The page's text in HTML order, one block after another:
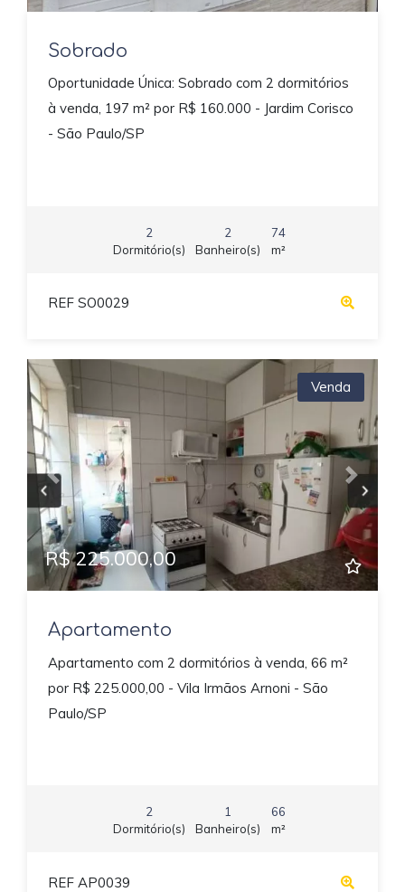
Sobrado
Oportunidade Única: Sobrado com 2 dormitórios
à venda, 197 m² por R$ 160.000 - Jardim Corisco
- São Paulo/SP
2
Dormitório(s)
2
Banheiro(s)
74
m²
REF SO0029
Previous Next
Venda
R$ 225.000,00
Apartamento
Apartamento com 2 dormitórios à venda, 66 m²
por R$ 225.000,00 - Vila Irmãos Arnoni - São
Paulo/SP
2
Dormitório(s)
1
Banheiro(s)
66
m²
REF AP0039